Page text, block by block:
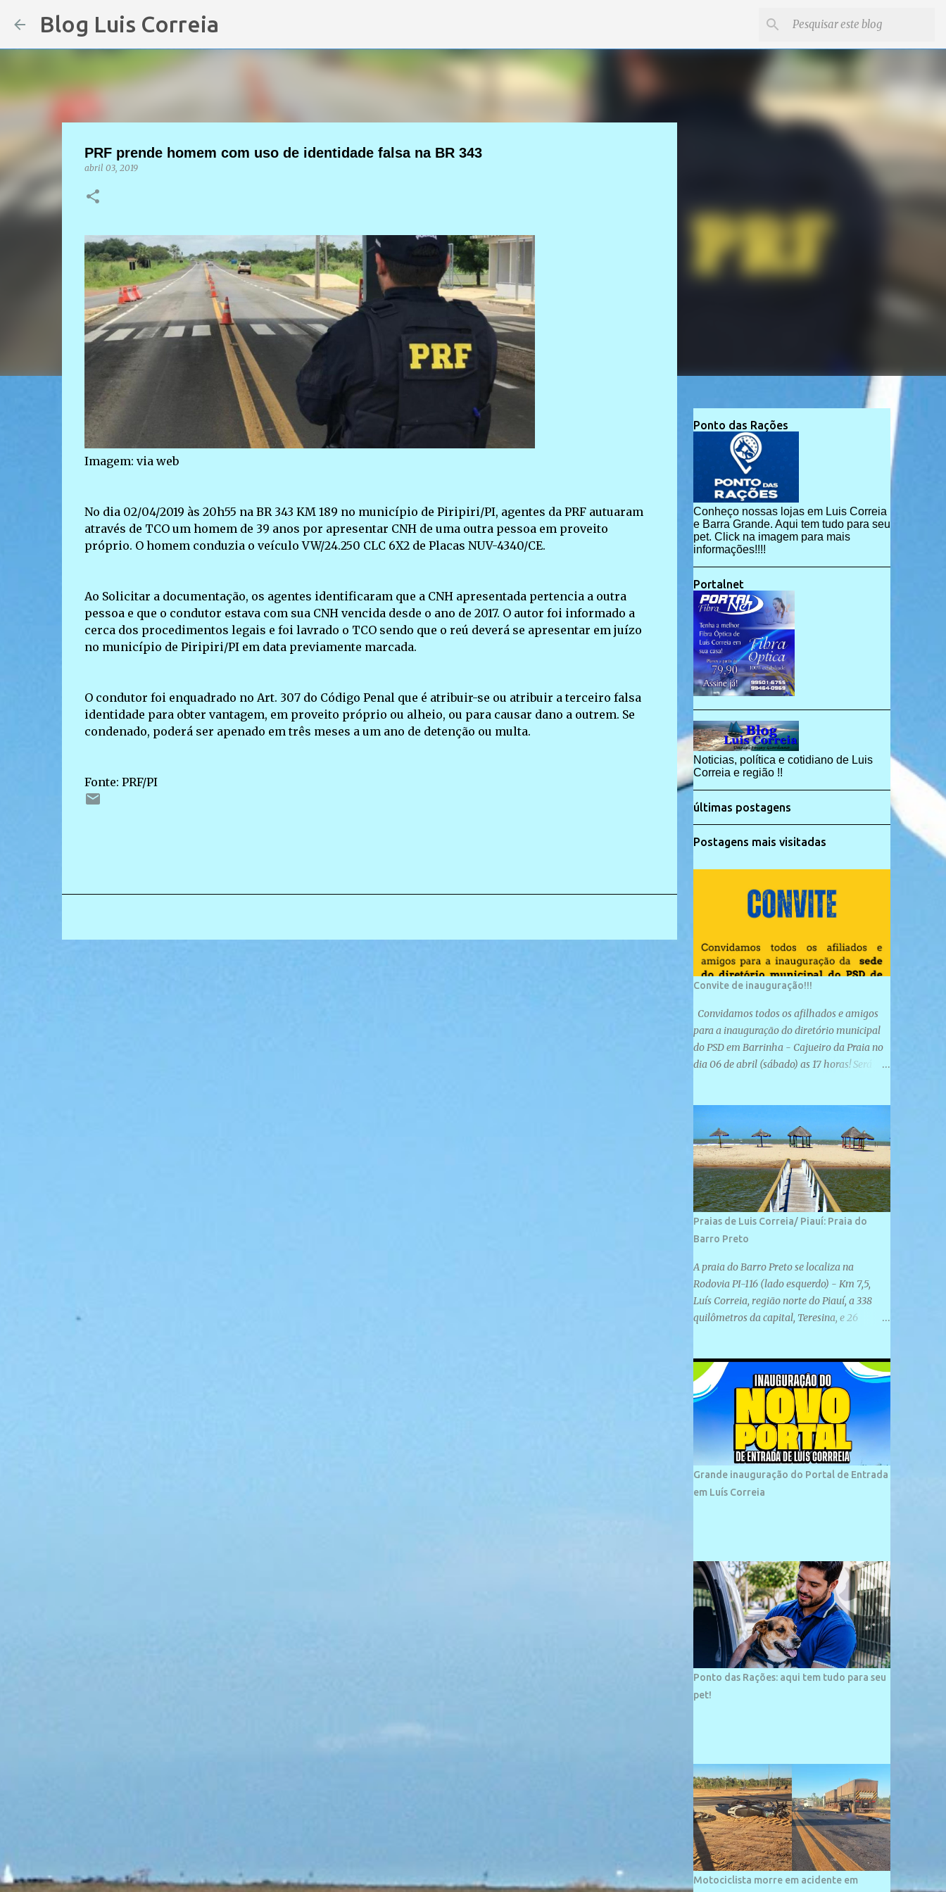
Blog Luis Correia
PRF prende homem com uso de identidade falsa na BR 343
abril 03, 2019
Imagem: via web
No dia 02/04/2019 às 20h55 na BR 343 KM 189 no município de Piripiri/PI, agentes da PRF autuaram
através de TCO um homem de 39 anos por apresentar CNH de uma outra pessoa em proveito
próprio. O homem conduzia o veículo VW/24.250 CLC 6X2 de Placas NUV-4340/CE.
Ao Solicitar a documentação, os agentes identificaram que a CNH apresentada pertencia a outra
pessoa e que o condutor estava com sua CNH vencida desde o ano de 2017. O autor foi informado a
cerca dos procedimentos legais e foi lavrado o TCO sendo que o reú deverá se apresentar em juízo
no município de Piripiri/PI em data previamente marcada.
O condutor foi enquadrado no Art. 307 do Código Penal que é atribuir-se ou atribuir a terceiro falsa
identidade para obter vantagem, em proveito próprio ou alheio, ou para causar dano a outrem. Se
condenado, poderá ser apenado em três meses a um ano de detenção ou multa.
Fonte: PRF/PI
Ponto das Rações
Conheço nossas lojas em Luis Correia
e Barra Grande. Aqui tem tudo para seu
pet. Click na imagem para mais
informações!!!!
Portalnet
Noticias, política e cotidiano de Luis
Correia e região !!
últimas postagens
Postagens mais visitadas
Convite de inauguração!!!
Convidamos todos os afilhados e amigos
para a inauguração do diretório municipal
do PSD em Barrinha - Cajueiro da Praia no
dia 06 de abril (sábado) as 17 horas! Será
localizada na Rua São José, 98 Barrinha -
Cajueiro da Praia.
Praias de Luis Correia/ Piauí: Praia do
Barro Preto
A praia do Barro Preto se localiza na
Rodovia PI-116 (lado esquerdo) - Km 7,5,
Luís Correia, região norte do Piauí, a 338
quilômetros da capital, Teresina, e 26
plana e retilínea na maior parte de sua
extensão, chegando a mais ou menos a 1,5
km de paisagens exuberantes. Possui ondas
suaves devido ao extensivo molhe de pedras
que não chegam a 2 metros de altura, não
apresentando dunas em seu espaço
geográfico. Não se sabe ao certo porque a
praia leva esse nome, e muitas das suas
vizinhos. O bairro onde se localiza a praia é
palco de amplos investimentos e projetos
grandiosos como hotéis, pousadas e
residências de veraneio de grande porte. O
maior empreendimento fixado nessa área é
o SESC Praia, inaugurado em 12 de julho de
1996. Com arquitetura moderna,...
Grande inauguração do Portal de Entrada
em Luís Correia
Ponto das Rações: aqui tem tudo para seu
pet!
Motociclista morre em acidente em